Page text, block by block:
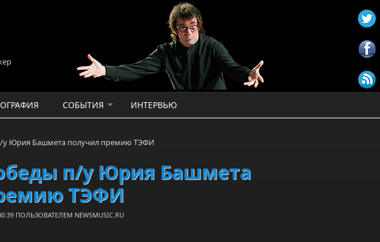
СОБЫТИЯ ИНТЕРВЬЮ
у Юрия Башмета получил премию ТЭФИ
п/у Юрия Башмета
ТЭФИ
ПОЛЬЗОВАТЕЛЕМ NEWSMUSIC.RU